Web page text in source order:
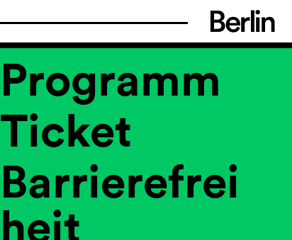
Programm
Ticket
Barrierefrei
heit